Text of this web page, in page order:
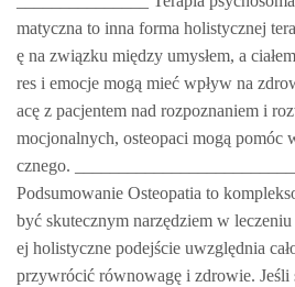
matyczna to inna forma holistycznej
ę na związku między umysłem, a
res i emocje mogą mieć wpływ na
acę z pacjentem nad rozpoznaniem i
mocjonalnych, osteopaci mogą
cznego.
Podsumowanie Osteopatia to
być skutecznym narzędziem w
ej holistyczne podejście uwzględnia
przywrócić równowagę i zdrowie. Jeśli